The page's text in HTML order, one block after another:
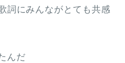
詞にみんながとても共感
んだ